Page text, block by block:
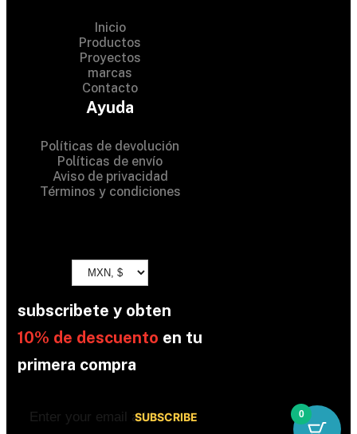
Inicio
Productos
Proyectos
marcas
Contacto
Ayuda
Políticas de devolución
Políticas de envío
Aviso de privacidad
Términos y condiciones
subscribete y obten
10% de descuento en tu
primera compra
0